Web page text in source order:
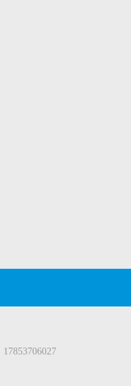
17853706027